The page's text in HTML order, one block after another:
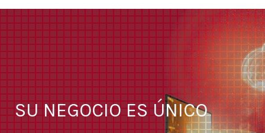
SU NEGOCIO ES ÚNICO